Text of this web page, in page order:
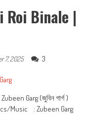
Roi Binale |
7, 2025 3
Garg (জুবিন গাৰ্গ )
Music : Zubeen Garg